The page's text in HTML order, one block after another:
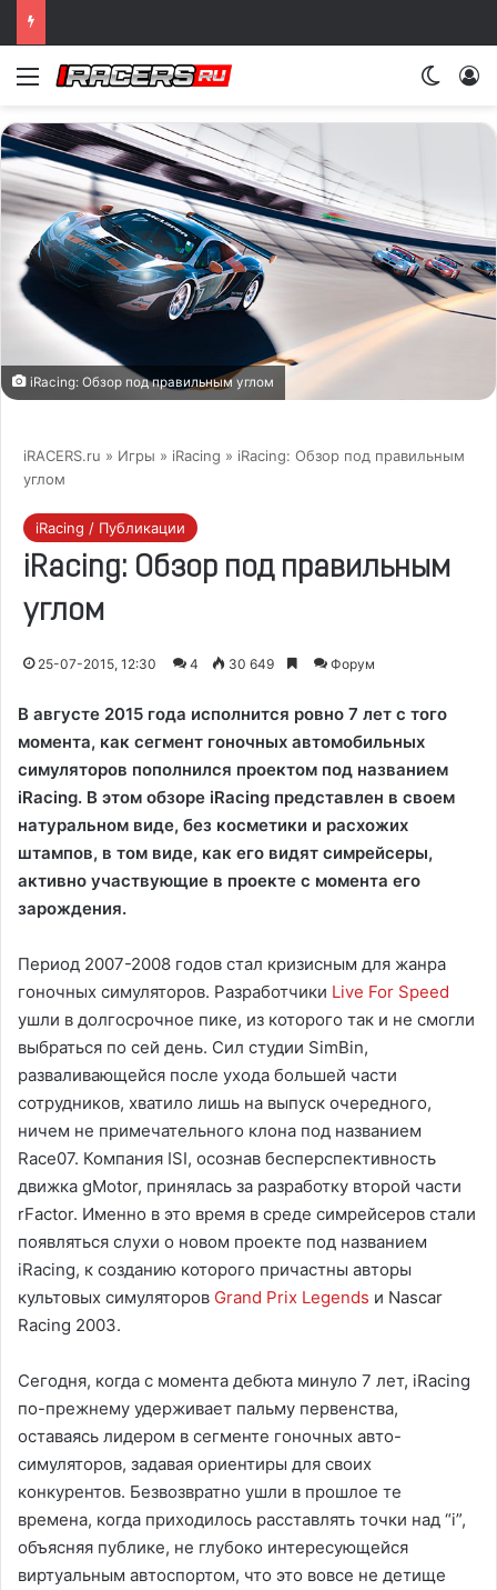
Меню
iRacing: Обзор под правильным углом
iRACERS.ru » Игры » iRacing » iRacing: Обзор под правильным
углом
iRacing / Публикации
iRacing: Обзор под правильным
углом
25-07-2015, 12:30 4 30 649 Форум
В августе 2015 года исполнится ровно 7 лет с того
момента, как сегмент гоночных автомобильных
симуляторов пополнился проектом под названием
iRacing. В этом обзоре iRacing представлен в своем
натуральном виде, без косметики и расхожих
штампов, в том виде, как его видят симрейсеры,
активно участвующие в проекте с момента его
зарождения.
Период 2007-2008 годов стал кризисным для жанра
гоночных симуляторов. Разработчики Live For Speed
ушли в долгосрочное пике, из которого так и не смогли
выбраться по сей день. Сил студии SimBin,
разваливающейся после ухода большей части
сотрудников, хватило лишь на выпуск очередного,
ничем не примечательного клона под названием
Race07. Компания ISI, осознав бесперспективность
движка gMotor, принялась за разработку второй части
rFactor. Именно в это время в среде симрейсеров стали
появляться слухи о новом проекте под названием
iRacing, к созданию которого причастны авторы
культовых симуляторов Grand Prix Legends и Nascar
Racing 2003.
Сегодня, когда с момента дебюта минуло 7 лет, iRacing
по-прежнему удерживает пальму первенства,
оставаясь лидером в сегменте гоночных авто-
симуляторов, задавая ориентиры для своих
конкурентов. Безвозвратно ушли в прошлое те
времена, когда приходилось расставлять точки над “i”,
объясняя публике, не глубоко интересующейся
виртуальным автоспортом, что это вовсе не детище